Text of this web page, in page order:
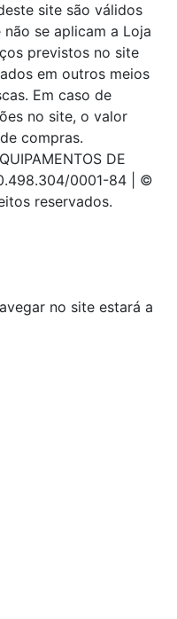
site são válidos
se aplicam a Loja
previstos no site
em outros meios
Em caso de
no site, o valor
compras.
DE
0001-84 | ©
reservados.
no site estará a